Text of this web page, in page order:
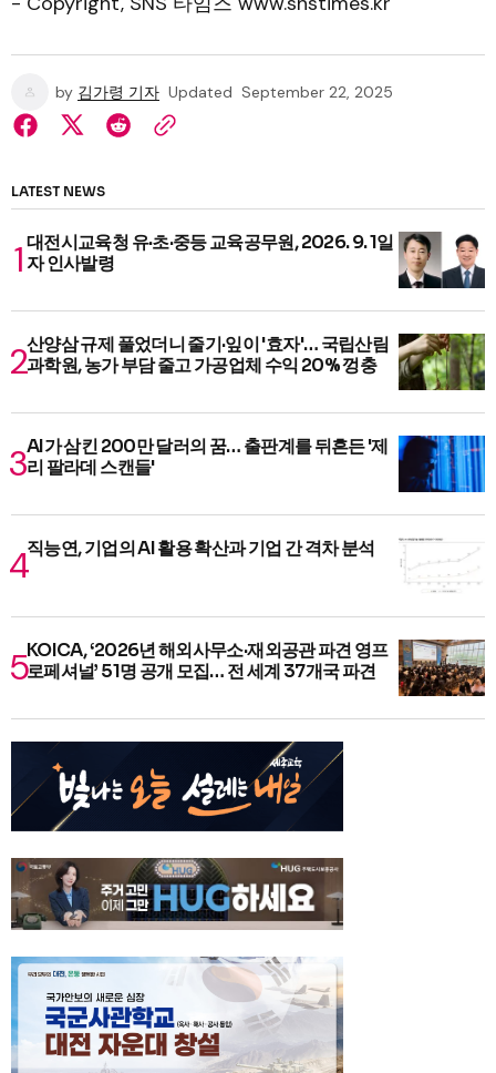
by 김가령 기자 Updated September 22, 2025
LATEST NEWS
대전시교육청 유·초·중등 교육공무원, 2026. 9. 1일
자 인사발령
산양삼 규제 풀었더니 줄기·잎이 '효자'… 국립산림
과학원, 농가 부담 줄고 가공업체 수익 20% 껑충
AI가 삼킨 200만 달러의 꿈… 출판계를 뒤흔든 '제
리 팔라데 스캔들'
직능연, 기업의 AI 활용 확산과 기업 간 격차 분석
KOICA, ‘2026년 해외사무소·재외공관 파견 영프
로페셔널’ 51명 공개 모집… 전 세계 37개국 파견